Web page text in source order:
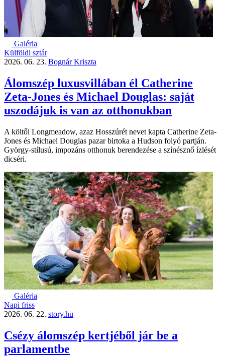
Galéria
Külföldi sztár
2026. 06. 23. Bognár Kriszta
Álomszép luxusvillában él Catherine
Zeta-Jones és Michael Douglas: saját
uszodájuk is van az otthonukban
A költői Longmeadow, azaz Hosszúrét nevet kapta Catherine Zeta-
Jones és Michael Douglas pazar birtoka a Hudson folyó partján.
György-stílusú, impozáns otthonuk berendezése a színésznő ízlését
dicséri.
Galéria
Napi friss
2026. 06. 22. story.hu
Csézy álomszép kertjéből jár be a
parlamentbe